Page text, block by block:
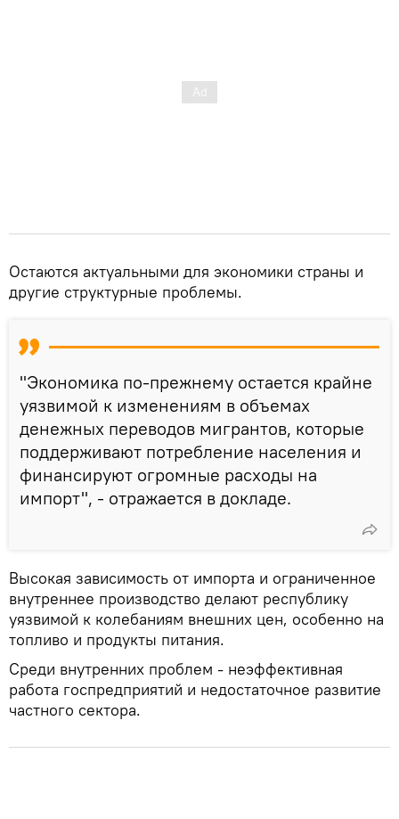
Остаются актуальными для экономики страны и
другие структурные проблемы.
"Экономика по-прежнему остается крайне
уязвимой к изменениям в объемах
денежных переводов мигрантов, которые
поддерживают потребление населения и
финансируют огромные расходы на
импорт", - отражается в докладе.
Высокая зависимость от импорта и ограниченное
внутреннее производство делают республику
уязвимой к колебаниям внешних цен, особенно на
топливо и продукты питания.
Среди внутренних проблем - неэффективная
работа госпредприятий и недостаточное развитие
частного сектора.